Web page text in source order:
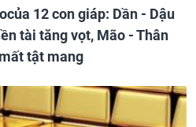
12 con giáp: Dần - Dậu
tài tăng vọt, Mão - Thân
tật mang